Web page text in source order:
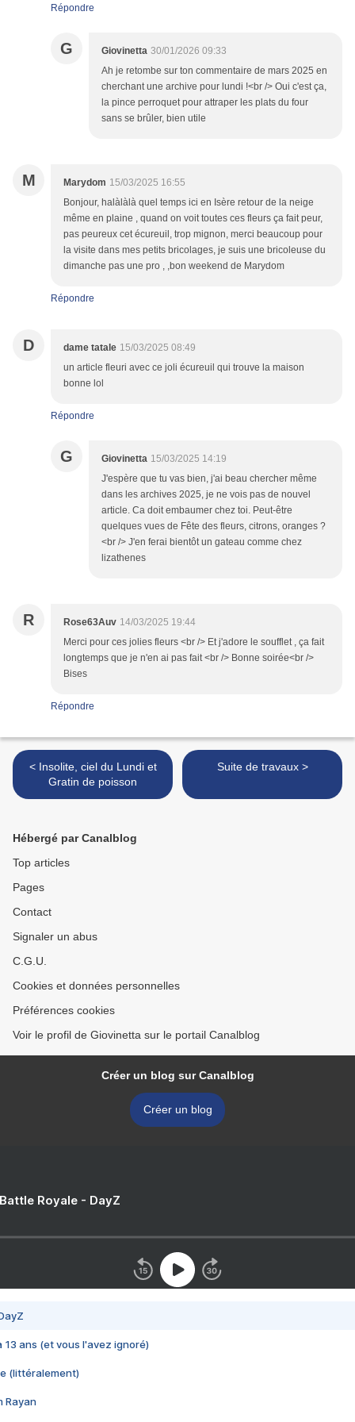
Répondre
G Giovinetta 30/01/2026 09:33
Ah je retombe sur ton commentaire de mars 2025 en
cherchant une archive pour lundi !<br /> Oui c'est ça,
la pince perroquet pour attraper les plats du four
sans se brûler, bien utile
M Marydom 15/03/2025 16:55
Bonjour, halàlàlà quel temps ici en Isère retour de la neige
même en plaine , quand on voit toutes ces fleurs ça fait peur,
pas peureux cet écureuil, trop mignon, merci beaucoup pour
la visite dans mes petits bricolages, je suis une bricoleuse du
dimanche pas une pro , ,bon weekend de Marydom
Répondre
D dame tatale 15/03/2025 08:49
un article fleuri avec ce joli écureuil qui trouve la maison
bonne lol
Répondre
G Giovinetta 15/03/2025 14:19
J'espère que tu vas bien, j'ai beau chercher même
dans les archives 2025, je ne vois pas de nouvel
article. Ca doit embaumer chez toi. Peut-être
quelques vues de Fête des fleurs, citrons, oranges ?
<br /> J'en ferai bientôt un gateau comme chez
lizathenes
R Rose63Auv 14/03/2025 19:44
Merci pour ces jolies fleurs <br /> Et j'adore le soufflet , ça fait
longtemps que je n'en ai pas fait <br /> Bonne soirée<br />
Bises
Répondre
< Insolite, ciel du Lundi et
Gratin de poisson
Suite de travaux >
Hébergé par Canalblog
Top articles
Pages
Contact
Signaler un abus
C.G.U.
Cookies et données personnelles
Préférences cookies
Voir le profil de Giovinetta sur le portail Canalblog
Créer un blog sur Canalblog
Créer un blog
Royale - DayZ
13 ans (et vous l'avez ignoré)
(littéralement)
Rayan